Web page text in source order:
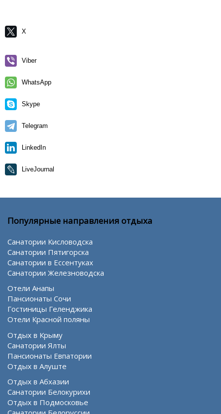
X
Viber
WhatsApp
Skype
Telegram
LinkedIn
LiveJournal
Популярные направления отдыха
Санатории Кисловодска
Санатории Пятигорска
Санатории в Ессентуках
Санатории Железноводска
Отели Анапы
Пансионаты Сочи
Гостиницы Геленджика
Отели Красной поляны
Отдых в Крыму
Санатории Ялты
Пансионаты Евпатории
Отдых в Алуште
Отдых в Абхазии
Санатории Белокурихи
Отдых в Подмосковье